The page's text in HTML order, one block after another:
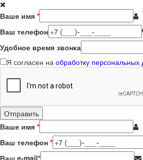
Ваше имя *
Ваш телефон
Удобное время звонка
Я согласен на обработку персональных
Ваше имя *
Ваш телефон *